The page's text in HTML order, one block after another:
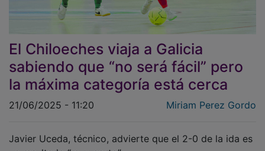
El Chiloeches viaja a Galicia
sabiendo que “no será fácil” pero
la máxima categoría está cerca
un resultado “muy corto”.